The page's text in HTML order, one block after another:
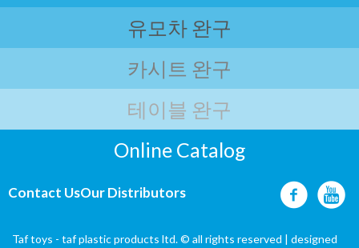
유모차 완구
카시트 완구
테이블 완구
Online Catalog
Contact UsOur Distributors
Taf toys - taf plastic products ltd. © all rights reserved | designed